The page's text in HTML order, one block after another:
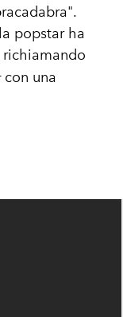
.
popstar ha
con una